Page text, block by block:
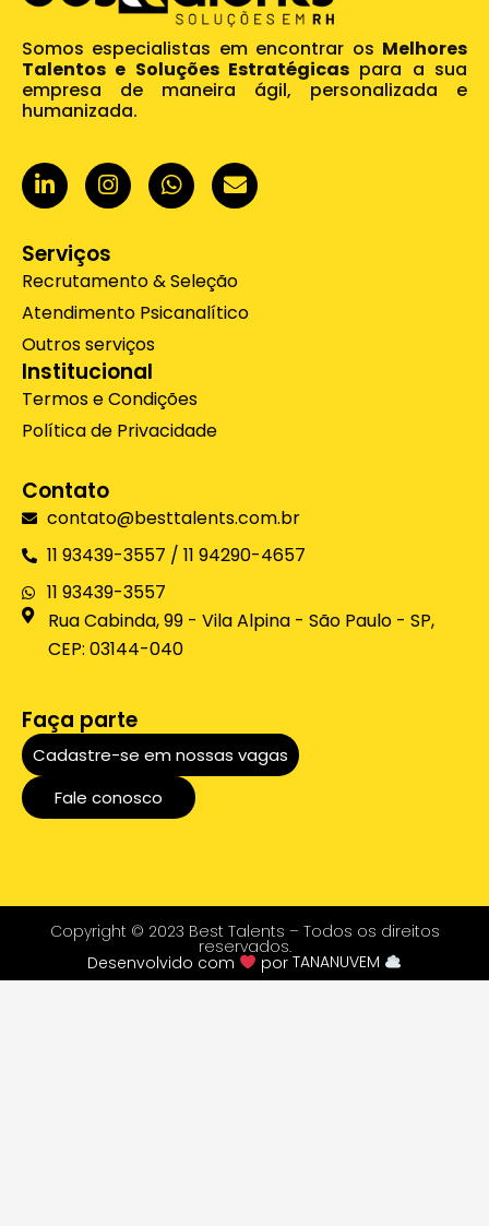
Somos especialistas em encontrar os Melhores
Talentos e Soluções Estratégicas para a sua
empresa de maneira ágil, personalizada e
humanizada.
L
i
n
e
d
n
-
i
n
I
n
s
a
g
a
m
W
h
a
a
p
E
n
v
o
e
Serviços
Recrutamento & Seleção
Atendimento Psicanalítico
Outros serviços
Institucional
Termos e Condições
Política de Privacidade
Contato
contato@besttalents.com.br
11 93439-3557 / 11 94290-4657
11 93439-3557
Rua Cabinda, 99 - Vila Alpina - São Paulo - SP,
CEP: 03144-040
Faça parte
Cadastre-se em nossas vagas
Fale conosco
Copyright © 2023 Best Talents – Todos os direitos
reservados.
Desenvolvido com por TANANUVEM